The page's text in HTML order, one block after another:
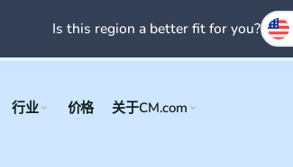
行业 价格 关于CM.com
Is this region a better fit for you?